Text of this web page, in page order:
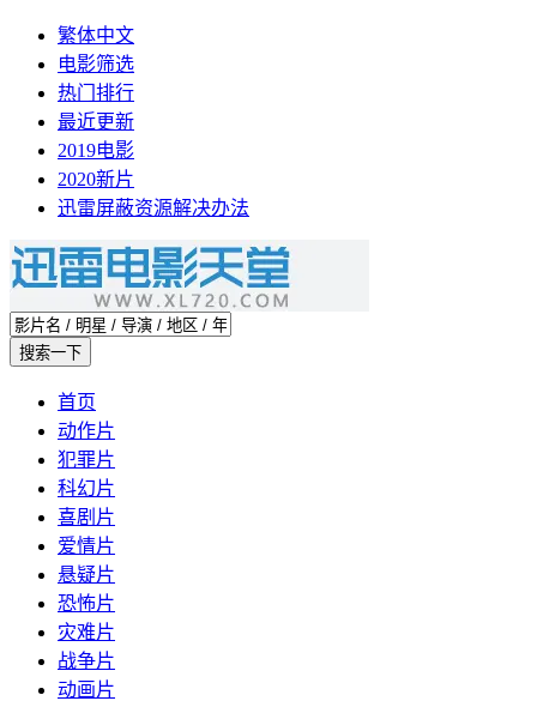
繁体中文
电影筛选
热门排行
最近更新
2019电影
2020新片
迅雷屏蔽资源解决办法
首页
动作片
犯罪片
科幻片
喜剧片
爱情片
悬疑片
恐怖片
灾难片
战争片
动画片